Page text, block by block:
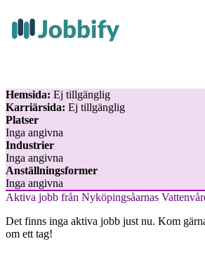
Hemsida: Ej tillgänglig
Karriärsida: Ej tillgänglig
Platser
Inga angivna
Industrier
Inga angivna
Anställningsformer
Inga angivna
Aktiva jobb från Nyköpingsåarnas
Det finns inga aktiva jobb just nu. Kom
om ett tag!